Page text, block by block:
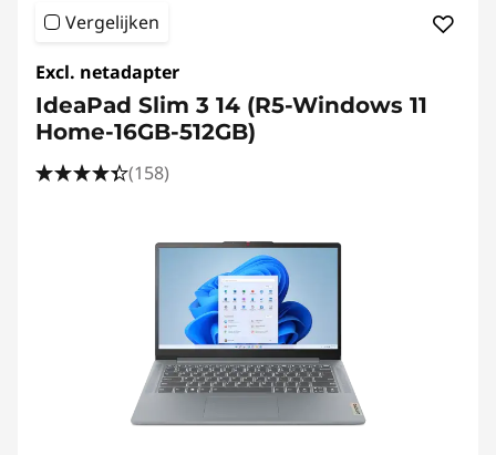
Vergelijken
Excl. netadapter
IdeaPad Slim 3 14 (R5-Windows 11
Home-16GB-512GB)
(158)